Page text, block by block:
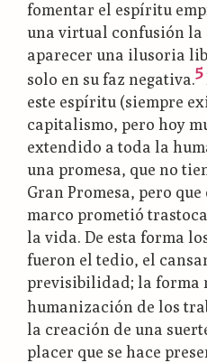
fomentar el espíritu
una virtual confusión la
aparecer una ilusoria
solo en su faz negativa.5
este espíritu (siempre
capitalismo, pero hoy
extendido a toda la
una promesa, que no
Gran Promesa, pero que
marco prometió
la vida. De esta forma
fueron el tedio, el
previsibilidad; la forma
humanización de los
la creación de una
placer que se hace